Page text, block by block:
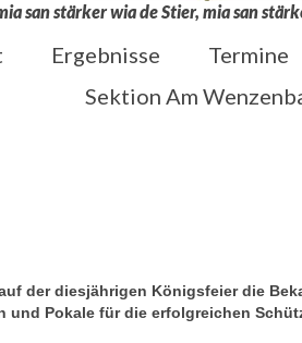
san stärker wia de Stier, mia san
Ergebnisse Termine
Sektion Am
der diesjährigen Königsfeier die
und Pokale für die erfolgreichen